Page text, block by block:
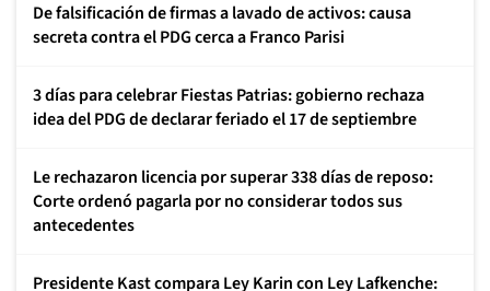
De falsificación de firmas a lavado de activos: causa
secreta contra el PDG cerca a Franco Parisi
3 días para celebrar Fiestas Patrias: gobierno rechaza
idea del PDG de declarar feriado el 17 de septiembre
Le rechazaron licencia por superar 338 días de reposo:
Corte ordenó pagarla por no considerar todos sus
antecedentes
Presidente Kast compara Ley Karin con Ley Lafkenche: